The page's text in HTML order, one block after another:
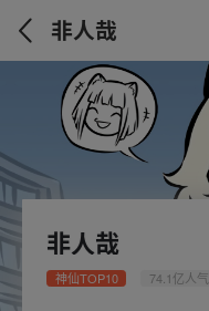
非人哉
非人哉
神仙TOP10 74.1亿人气